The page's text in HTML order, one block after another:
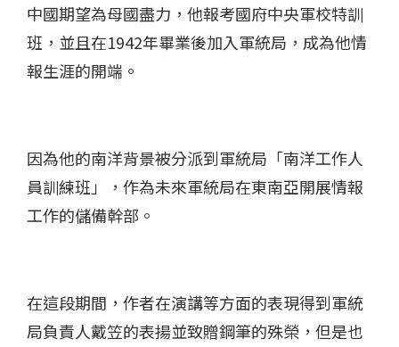
中國期望為母國盡力，他報考國府中央軍校特訓
班，並且在1942年畢業後加入軍統局，成為他情
報生涯的開端。
因為他的南洋背景被分派到軍統局「南洋工作人
員訓練班」，作為未來軍統局在東南亞開展情報
工作的儲備幹部。
在這段期間，作者在演講等方面的表現得到軍統
局負責人戴笠的表揚並致贈鋼筆的殊榮，但是也